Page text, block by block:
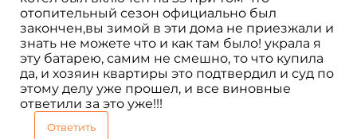
отопительный сезон официально был
закончен,вы зимой в эти дома не приезжали и
знать не можете что и как там было! украла я
эту батарею, самим не смешно, то что купила
да, и хозяин квартиры это подтвердил и суд по
этому делу уже прошел, и все виновные
ответили за это уже!!!
Ответить